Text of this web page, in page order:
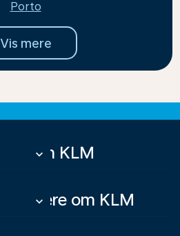
Porto
Vis mere
Om KLM
keyboard_arrow_down
Mere om KLM
keyboard_arrow_down